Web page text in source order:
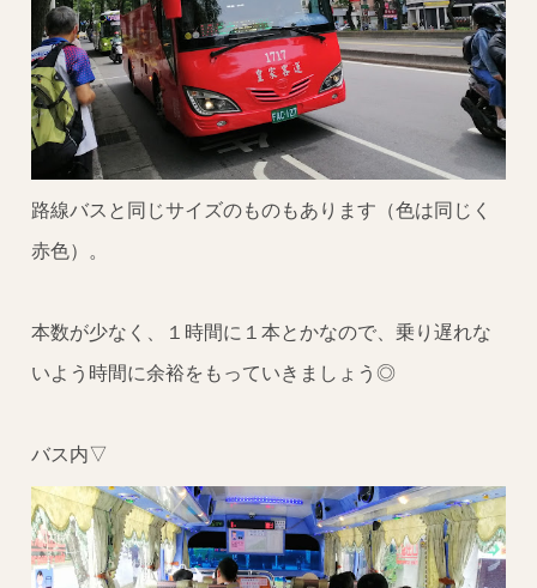
路線バスと同じサイズのものもあります（色は同じく
赤色）。
本数が少なく、１時間に１本とかなので、乗り遅れな
いよう時間に余裕をもっていきましょう◎
バス内▽